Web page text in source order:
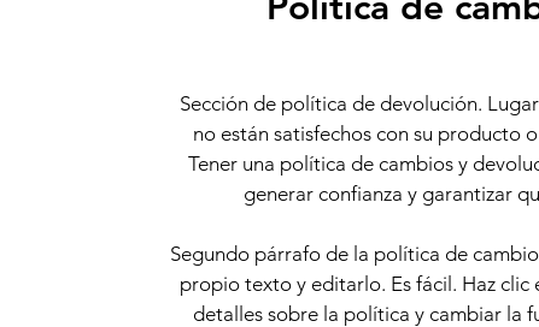
Sección de política de devolución.
no están satisfechos con su producto
Tener una política de cambios y
generar confianza y garantizar
Segundo párrafo de la política de
propio texto y editarlo. Es fácil. Haz
detalles sobre la política y cambiar la